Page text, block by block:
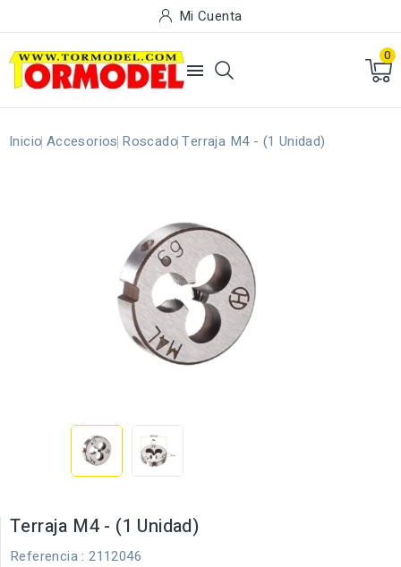
Mi Cuenta

0
Inicio Accesorios Roscado Terraja M4 - (1 Unidad)
Terraja M4 - (1 Unidad)
Referencia : 2112046